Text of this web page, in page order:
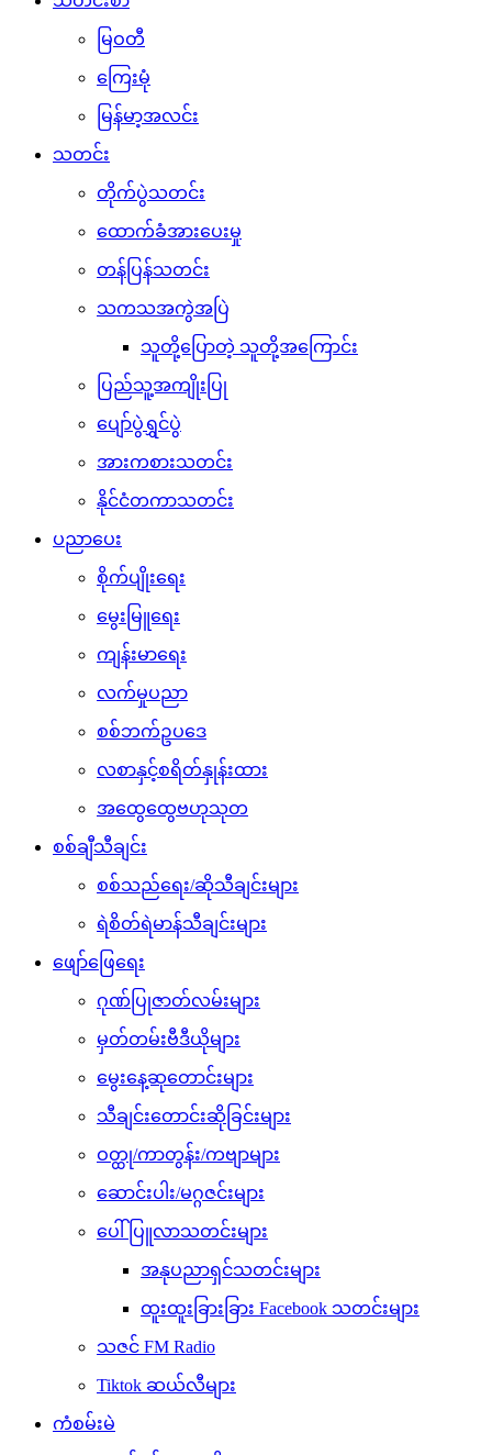
မြဝတီ
ကြေးမုံ
မြန်မာ့အလင်း
သတင်း
တိုက်ပွဲသတင်း
ထောက်ခံအားပေးမှု
တန်ပြန်သတင်း
သကသအကွဲအပြဲ
သူတို့ပြောတဲ့ သူတို့အကြောင်း
ပြည်သူ့အကျိုးပြု
ပျော်ပွဲရွှင်ပွဲ
အားကစားသတင်း
နိုင်ငံတကာသတင်း
ပညာပေး
စိုက်ပျိုးရေး
မွေးမြူရေး
ကျန်းမာရေး
လက်မှုပညာ
စစ်ဘက်ဥပဒေ
လစာနှင့်စရိတ်နှုန်းထား
အထွေထွေဗဟုသုတ
စစ်ချီသီချင်း
စစ်သည်ရေး/ဆိုသီချင်းများ
ရဲစိတ်ရဲမာန်သီချင်းများ
ဖျော်ဖြေရေး
ဂုဏ်ပြုဇာတ်လမ်းများ
မှတ်တမ်းဗီဒီယိုများ
မွေးနေ့ဆုတောင်းများ
သီချင်းတောင်းဆိုခြင်းများ
ဝတ္ထု/ကာတွန်း/ကဗျာများ
ဆောင်းပါး/မဂ္ဂဇင်းများ
ပေါ်ပြူလာသတင်းများ
အနုပညာရှင်သတင်းများ
ထူးထူးခြားခြား Facebook သတင်းများ
သဇင် FM Radio
Tiktok ဆယ်လီများ
ကံစမ်းမဲ